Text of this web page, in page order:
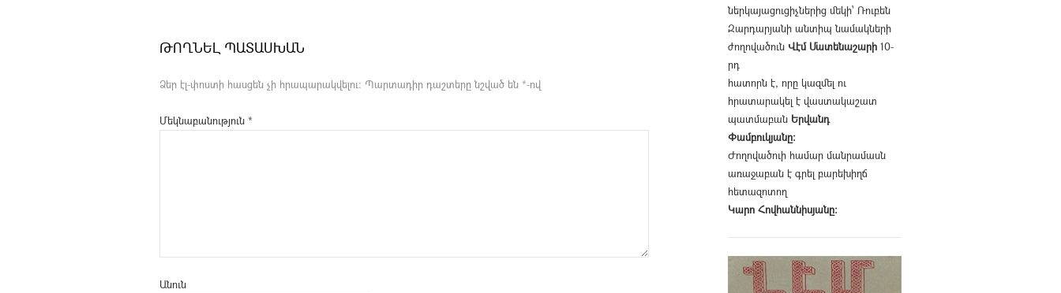
ԹՈՂՆԵԼ ՊԱՏԱՍԽԱՆ
Ձեր էլ-փոստի հասցեն չի հրապարակվելու։ Պարտադիր դաշտերը նշված են *-ով
Մեկնաբանություն *
Անուն
ներկայացուցիչներից մեկի՝ Ռուբեն
Զարդարյանի անտիպ նամակների
ժողովածուն Վէմ Մատենաշարի 10-
րդ
հատորն է, որը կազմել ու
հրատարակել է վաստակաշատ
պատմաբան Երվանդ
Փամբուկյանը։
Ժողովածուի համար մանրամասն
առաջաբան է գրել բարեխիղճ
հետազոտող
Կարո Հովհաննիսյանը։